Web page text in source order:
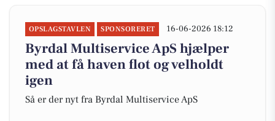
OPSLAGSTAVLEN SPONSORERET 16-06-2026 18:12
Byrdal Multiservice ApS hjælper
med at få haven flot og velholdt
igen
Så er der nyt fra Byrdal Multiservice ApS